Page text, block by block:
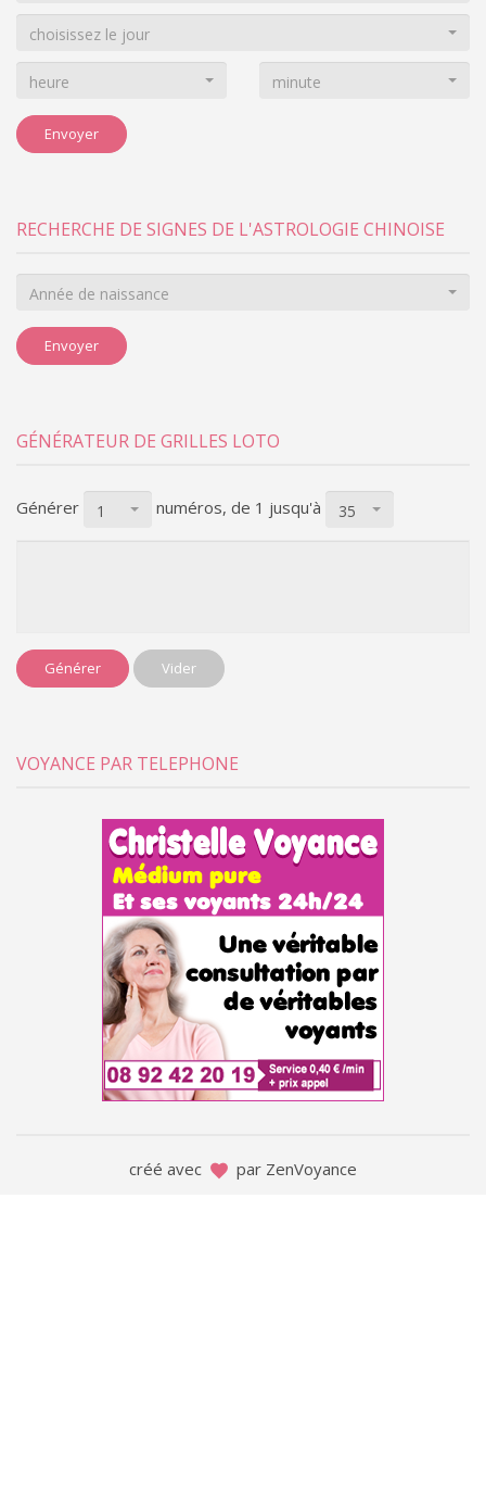
choisissez le jour
heure minute
Envoyer
RECHERCHE DE SIGNES DE L'ASTROLOGIE CHINOISE
Année de naissance
Envoyer
GÉNÉRATEUR DE GRILLES LOTO
Générer 1 numéros, de 1 jusqu'à 35
Générer Vider
VOYANCE PAR TELEPHONE
créé avec par ZenVoyance